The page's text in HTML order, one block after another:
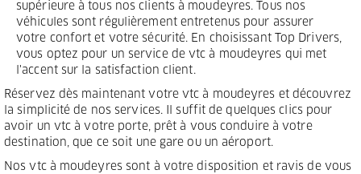
supérieure à tous nos clients à moudeyres. Tous nos
véhicules sont régulièrement entretenus pour assurer
votre confort et votre sécurité. En choisissant Top Drivers,
vous optez pour un service de vtc à moudeyres qui met
l'accent sur la satisfaction client.
Réservez dès maintenant votre vtc à moudeyres et découvrez
la simplicité de nos services. Il suffit de quelques clics pour
avoir un vtc à votre porte, prêt à vous conduire à votre
destination, que ce soit une gare ou un aéroport.
Nos vtc à moudeyres sont à votre disposition et ravis de vous